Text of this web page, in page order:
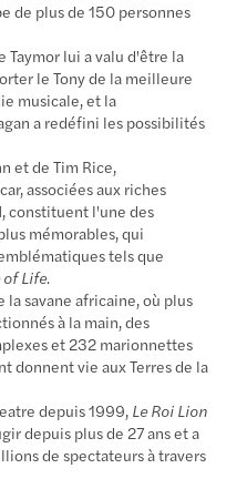
de plus de 150 personnes
Taymor lui a valu d'être la
le Tony de la meilleure
musicale, et la
a redéfini les possibilités
et de Tim Rice,
associées aux riches
constituent l'une des
mémorables, qui
tels que
Life.
la savane africaine, où plus
à la main, des
et 232 marionnettes
donnent vie aux Terres de la
depuis 1999, Le Roi Lion
depuis plus de 27 ans et a
de spectateurs à travers